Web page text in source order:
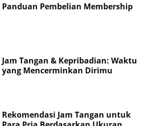
Panduan Pembelian Membership
Jam Tangan & Kepribadian: Waktu
yang Mencerminkan Dirimu
Rekomendasi Jam Tangan untuk